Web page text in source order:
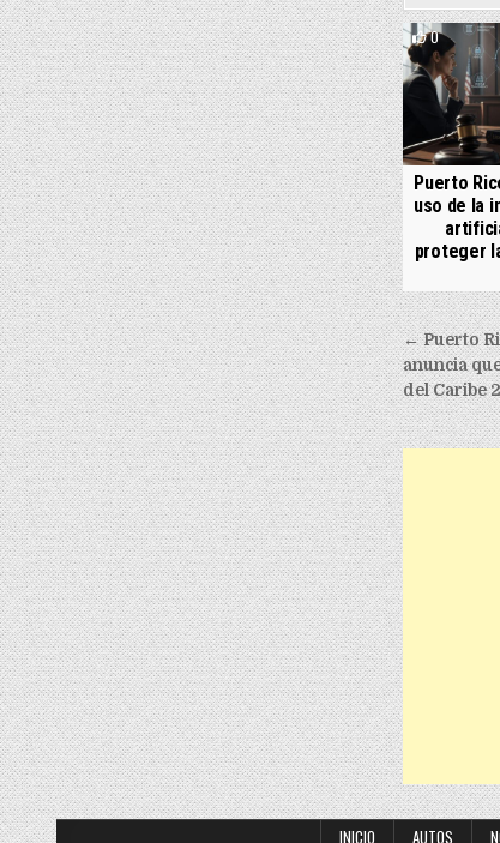
0
Puerto
uso de la
proteger
Post
← Puerto
anuncia
del Caribe
INICIO AUTOS